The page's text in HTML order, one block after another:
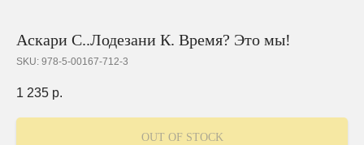
Аскари С..Лодезани К. Время? Это мы!
SKU: 978-5-00167-712-3
1 235 р.
OUT OF STOCK